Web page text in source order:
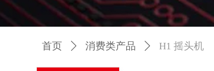
首页 ꄲ 消费类产品 ꄲ H1 摇头机